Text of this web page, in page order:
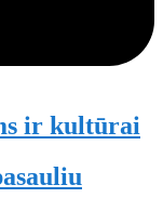
ir kultūrai